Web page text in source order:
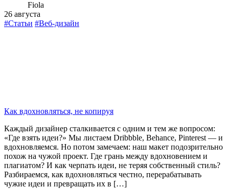
Fiola
26 августа
#Статьи #Веб-дизайн
Как вдохновляться, не копируя
Каждый дизайнер сталкивается с одним и тем же вопросом:
«Где взять идеи?» Мы листаем Dribbble, Behance, Pinterest — и
вдохновляемся. Но потом замечаем: наш макет подозрительно
похож на чужой проект. Где грань между вдохновением и
плагиатом? И как черпать идеи, не теряя собственный стиль?
Разбираемся, как вдохновляться честно, перерабатывать
чужие идеи и превращать их в […]